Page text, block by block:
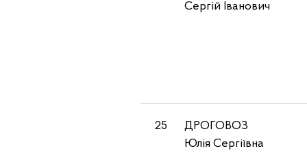
Сергій Іванович
25
ДРОГОВОЗ
Юлія Сергіївна